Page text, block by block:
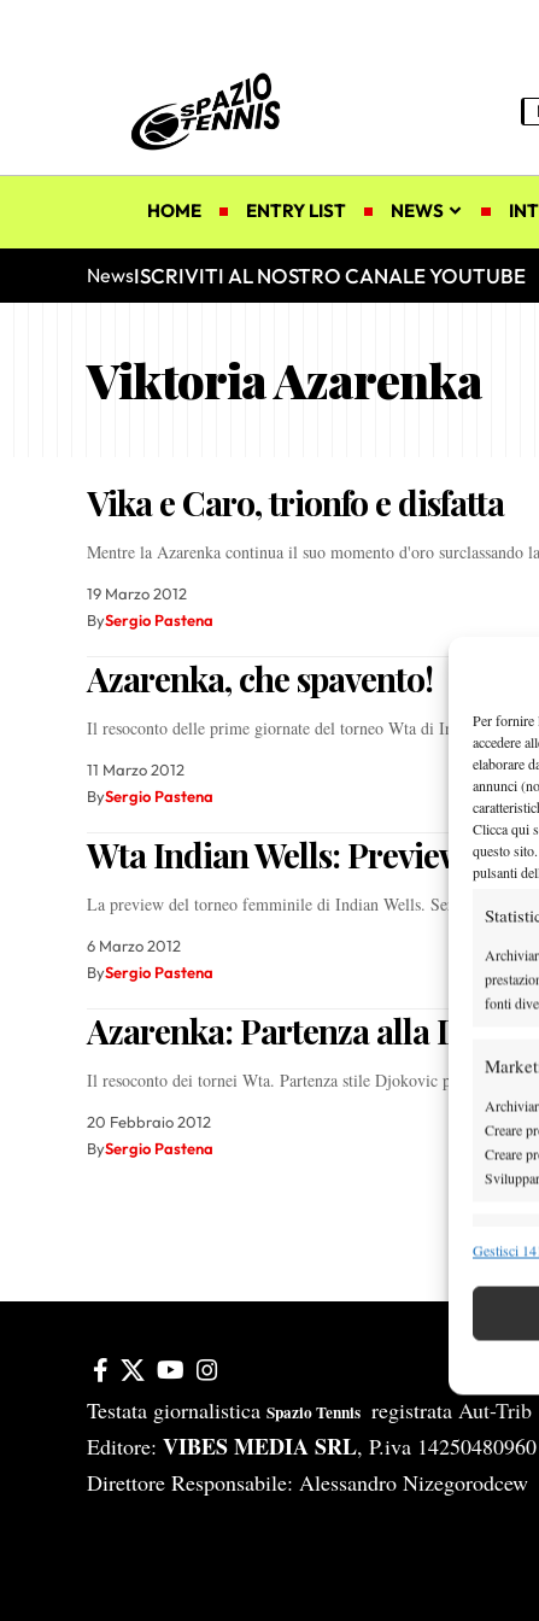
Per fornire
accedere
elaborare
annunci
Clicca qui
questo
pulsanti
fonti
Creare
Creare
Gestisci
HOME ENTRY LIST NEWS
NewsISCRIVITI AL NOSTRO CANALE YOUTUBE
Viktoria Azarenka
Vika e Caro, trionfo e disfatta
Mentre la Azarenka continua il suo momento d'oro surclassando
19 Marzo 2012
BySergio Pastena
Azarenka, che spavento!
Il resoconto delle prime giornate del torneo Wta di Indian Wells.
11 Marzo 2012
BySergio Pastena
Wta Indian Wells: Preview
La preview del torneo femminile di Indian Wells. Sergio Pastena
6 Marzo 2012
BySergio Pastena
Azarenka: Partenza alla
Il resoconto dei tornei Wta. Partenza stile Djokovic per la
20 Febbraio 2012
BySergio Pastena
Testata giornalistica Spazio Tennis registrata Aut-
Editore: VIBES MEDIA SRL, P.iva 14250480960
Direttore Responsabile: Alessandro Nizegorodcew